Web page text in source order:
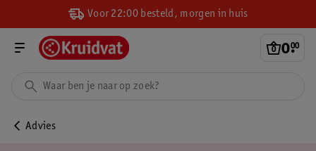
Voor 22:00 besteld, morgen in huis
0.
00
Advies